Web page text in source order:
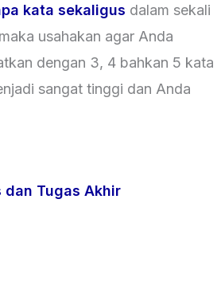
kata sekaligus dalam sekali
usahakan agar Anda
dengan 3, 4 bahkan 5 kata
sangat tinggi dan Anda
dan Tugas Akhir